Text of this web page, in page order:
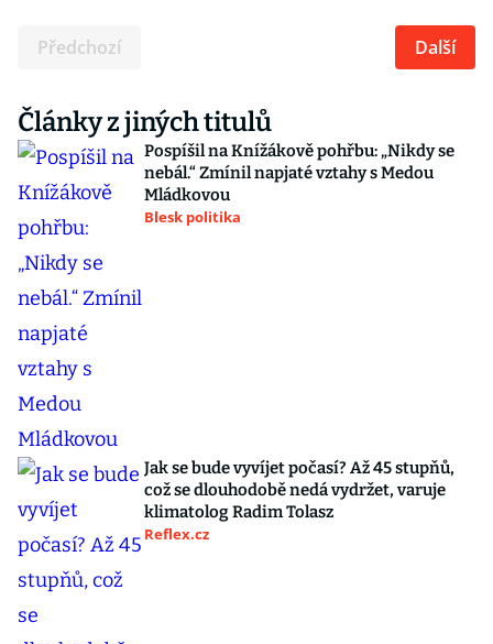
Předchozí Další
Články z jiných titulů
Pospíšil na Knížákově pohřbu: „Nikdy se
nebál.“ Zmínil napjaté vztahy s Medou
Mládkovou
Blesk politika
Jak se bude vyvíjet počasí? Až 45 stupňů,
což se dlouhodobě nedá vydržet, varuje
klimatolog Radim Tolasz
Reflex.cz